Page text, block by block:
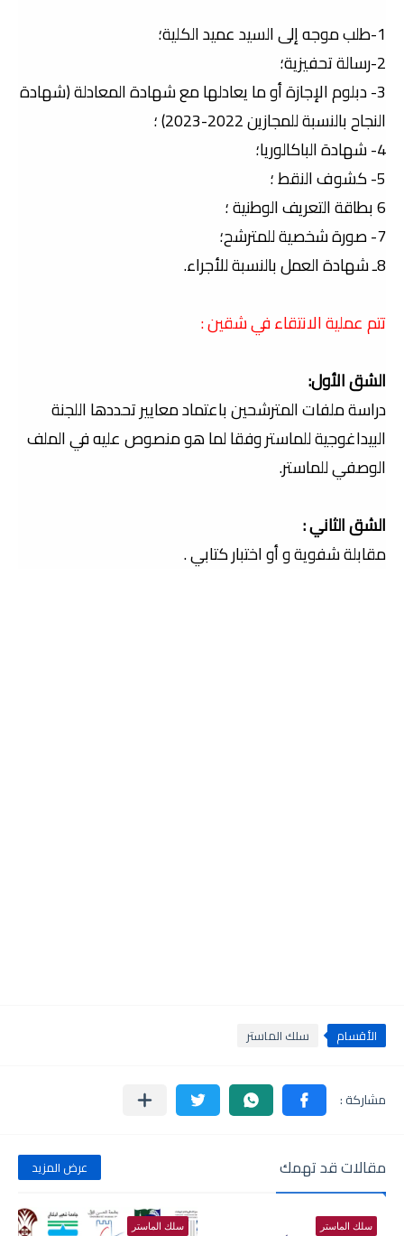
1-طلب موجه إلى السيد عميد الكلية؛
2-رسالة تحفيزية؛
3- دبلوم الإجازة أو ما يعادلها مع شهادة المعادلة (شهادة
النجاح بالنسبة للمجازين 2022-2023) ؛
4- شهادة الباكالوريا؛
5- كشوف النقط ؛
6 بطاقة التعريف الوطنية ؛
7- صورة شخصية للمترشح؛
8ـ شهادة العمل بالنسبة للأجراء.
تتم عملية الانتقاء في شقين :
الشق الأول:
دراسة ملفات المترشحين باعتماد معايير تحددها اللجنة
البيداغوجية للماستر وفقا لما هو منصوص عليه في الملف
الوصفي للماستر.
الشق الثاني :
مقابلة شفوية و أو اختبار كتابي .
الأقسام سلك الماستر
مقالات قد تهمك عرض المزيد
سلك الماستر سلك الماستر